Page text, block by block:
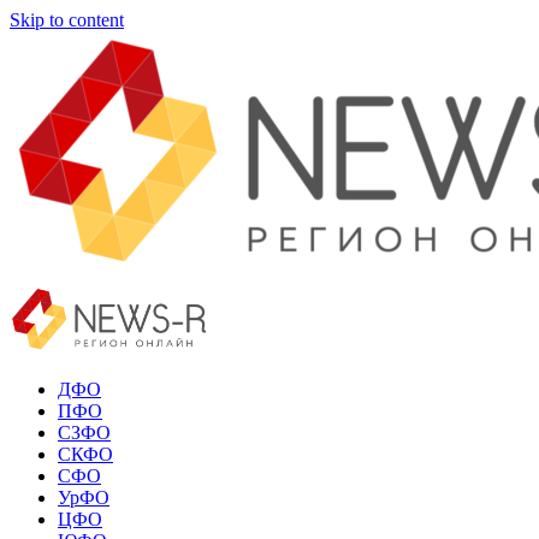
Skip to content
ДФО
ПФО
СЗФО
СКФО
СФО
УрФО
ЦФО